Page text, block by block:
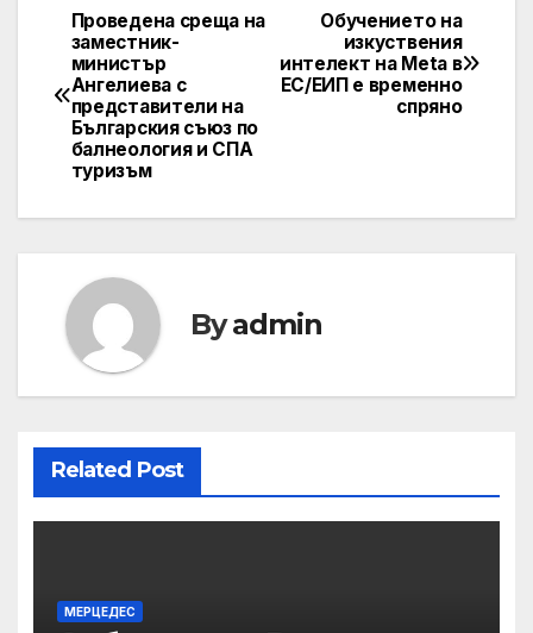
Post
navigation
Обучението на
изкуствения
интелект на Meta в
ЕС/ЕИП е временно
спряно
Проведена среща на
заместник-
министър
Ангелиева с
представители на
Българския съюз по
балнеология и СПА
туризъм
Byadmin
Related Post
МЕРЦЕДЕС